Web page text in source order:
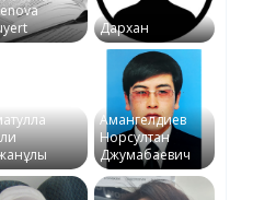
Дархан
Амангелдиев
Норсултан
Джумабаевич